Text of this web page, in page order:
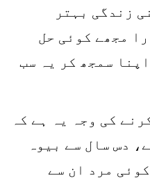
زندگی بہتر
مجھے کوئی حل
سمجھ کر یہ سب
کی وجہ یہ ہے کہ
دس سال سے بیوہ
مرد ان سے